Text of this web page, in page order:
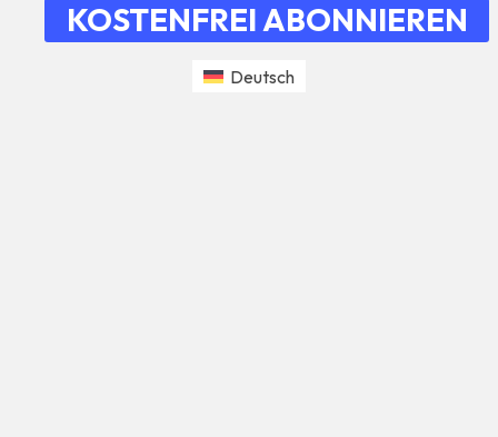
KOSTENFREI ABONNIEREN
Deutsch